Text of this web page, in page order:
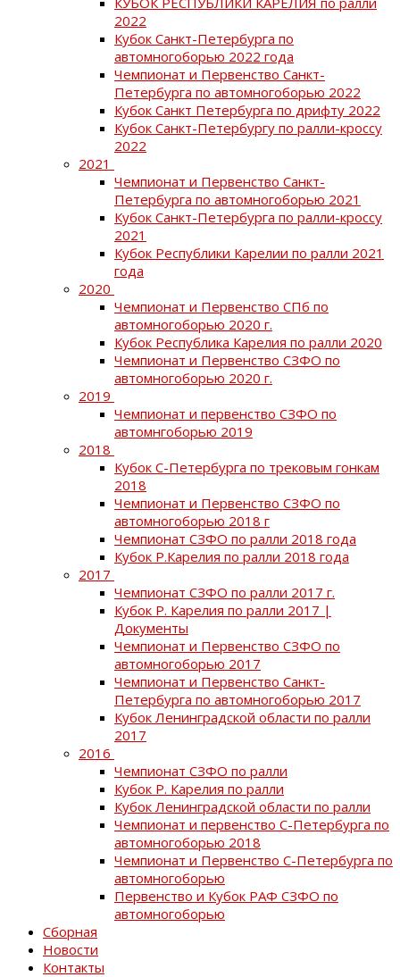
2022
Кубок Санкт-Петербурга по
автомногоборью 2022 года
Чемпионат и Первенство Санкт-
Петербурга по автомногоборью 2022
Кубок Санкт Петербурга по дрифту 2022
Кубок Санкт-Петербургу по ралли-кроссу
2022
2021
Чемпионат и Первенство Санкт-
Петербурга по автомногоборью 2021
Кубок Санкт-Петербурга по ралли-кроссу
2021
Кубок Республики Карелии по ралли 2021
года
2020
Чемпионат и Первенство СПб по
автомногоборью 2020 г.
Кубок Республика Карелия по ралли 2020
Чемпионат и Первенство СЗФО по
автомногоборью 2020 г.
2019
Чемпионат и первенство СЗФО по
автомнгоборью 2019
2018
Кубок С-Петербурга по трековым гонкам
2018
Чемпионат и Первенство СЗФО по
автомногоборью 2018 г
Чемпионат СЗФО по ралли 2018 года
Кубок Р.Карелия по ралли 2018 года
2017
Чемпионат СЗФО по ралли 2017 г.
Кубок Р. Карелия по ралли 2017 |
Документы
Чемпионат и Первенство СЗФО по
автомногоборью 2017
Чемпионат и Первенство Санкт-
Петербурга по автомногоборью 2017
Кубок Ленинградской области по ралли
2017
2016
Чемпионат СЗФО по ралли
Кубок Р. Карелия по ралли
Кубок Ленинградской области по ралли
Чемпионат и первенство С-Петербурга по
автомногоборью 2018
Чемпионат и Первенство С-Петербурга по
автомногоборью
Первенство и Кубок РАФ СЗФО по
автомногоборью
Сборная
Новости
Контакты